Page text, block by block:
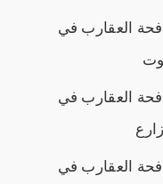
العقارب في
العقارب في
العقارب في